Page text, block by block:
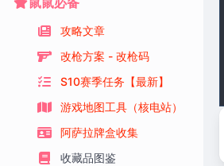
攻略文章
改枪方案 - 改枪码
S10赛季任务【最新】
游戏地图工具（核电站）
阿萨拉牌盒收集
收藏品图鉴